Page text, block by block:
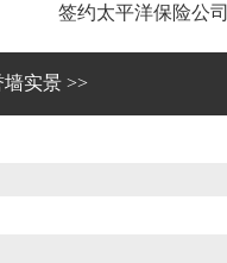
签约太平洋保险公
实景 >>